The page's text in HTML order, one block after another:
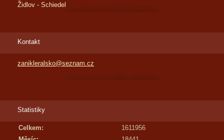
Židlov - Schiedel
Kontakt
zanikleralsko@seznam.cz
Statistiky
Celkem:
1611956